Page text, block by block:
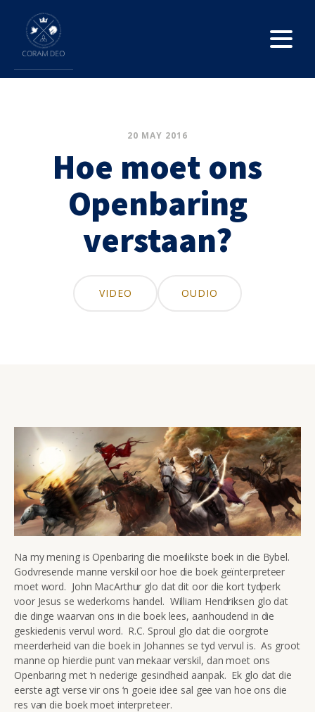
20 MAY 2016
Hoe moet ons
Openbaring
verstaan?
VIDEO OUDIO
Na my mening is Openbaring die moeilikste boek in die Bybel.
Godvresende manne verskil oor hoe die boek geïnterpreteer
moet word. John MacArthur glo dat dit oor die kort tydperk
voor Jesus se wederkoms handel. William Hendriksen glo dat
die dinge waarvan ons in die boek lees, aanhoudend in die
geskiedenis vervul word. R.C. Sproul glo dat die oorgrote
meerderheid van die boek in Johannes se tyd vervul is. As groot
manne op hierdie punt van mekaar verskil, dan moet ons
Openbaring met ‘n nederige gesindheid aanpak. Ek glo dat die
eerste agt verse vir ons ‘n goeie idee sal gee van hoe ons die
res van die boek moet interpreteer.